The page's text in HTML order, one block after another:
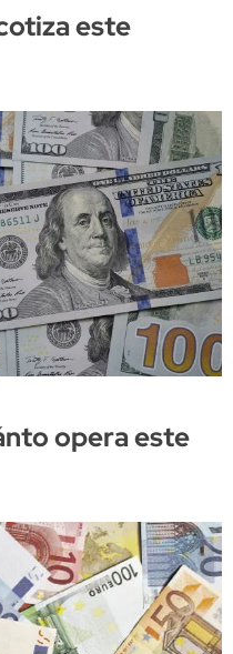
este
opera este